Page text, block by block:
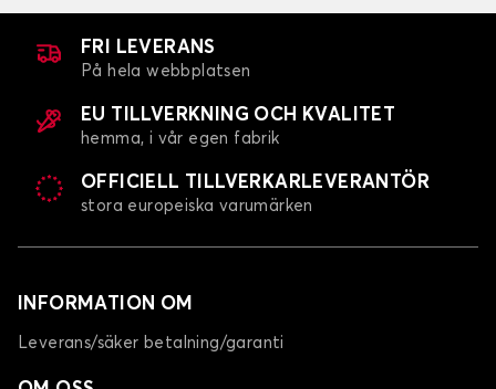
FRI LEVERANS
På hela webbplatsen
EU TILLVERKNING OCH KVALITET
hemma, i vår egen fabrik
OFFICIELL TILLVERKARLEVERANTÖR
stora europeiska varumärken
INFORMATION OM
Leverans/säker betalning/garanti